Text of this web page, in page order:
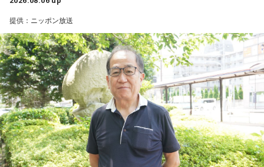
提供：ニッポン放送